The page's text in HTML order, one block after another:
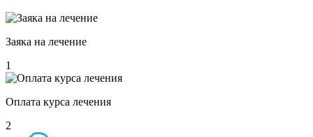
Заяка на лечение
1
Оплата курса лечения
2